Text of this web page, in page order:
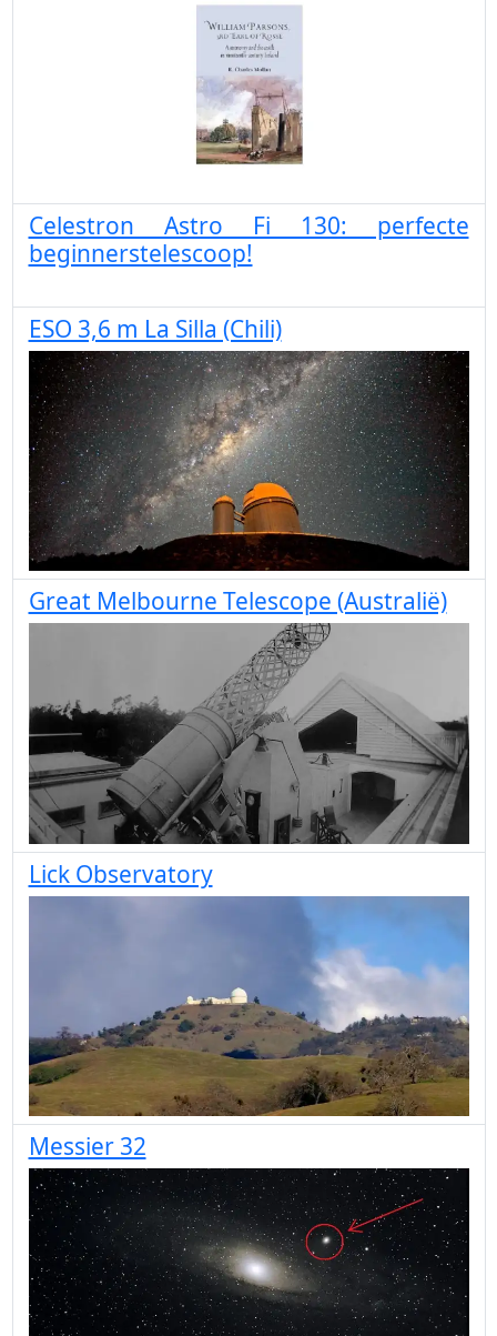
Celestron Astro Fi 130: perfecte
beginnerstelescoop!
ESO 3,6 m La Silla (Chili)
Great Melbourne Telescope (Australië)
Lick Observatory
Messier 32